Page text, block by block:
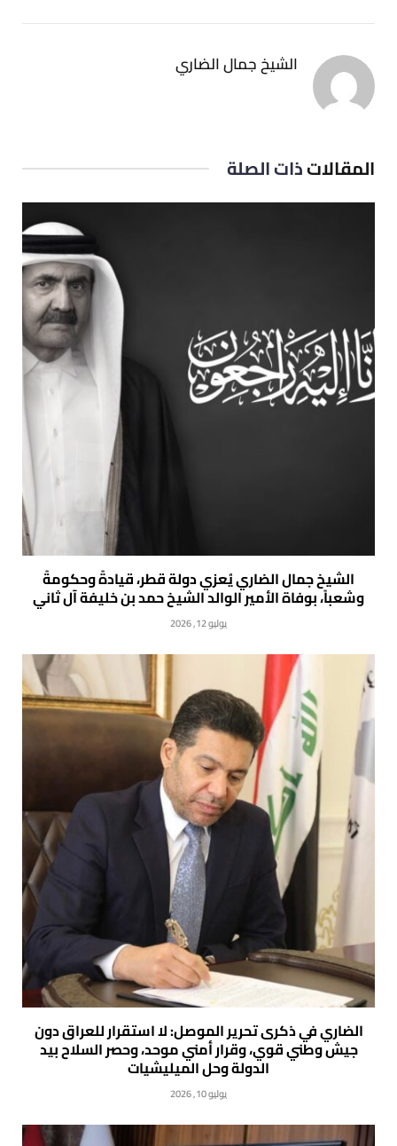
الشيخ جمال الضاري
المقالاتذات الصلة
الشيخ جمال الضاري يُعزي دولة قطر، قيادةً وحكومةً
وشعباً، بوفاة الأمير الوالد الشيخ حمد بن خليفة آل ثاني
يوليو 12, 2026
الضاري في ذكرى تحرير الموصل: لا استقرار للعراق دون
جيش وطني قوي، وقرار أمني موحد، وحصر السلاح بيد
الدولة وحل الميليشيات
يوليو 10, 2026